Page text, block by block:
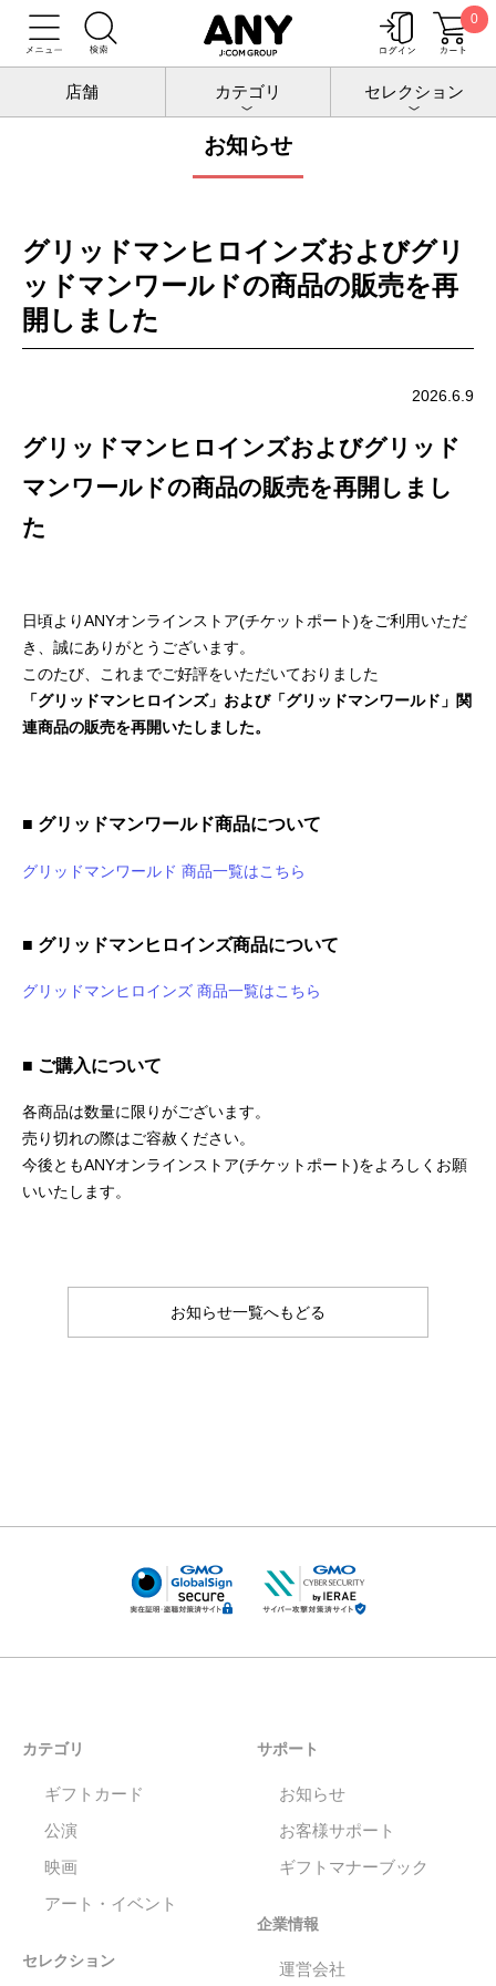
0
店舗 カテゴリ セレクション
トップ お知らせ
お知らせ
グリッドマンヒロインズおよびグリ
ッドマンワールドの商品の販売を再
開しました
2026.6.9
グリッドマンヒロインズおよびグリッド
マンワールドの商品の販売を再開しまし
た
日頃よりANYオンラインストア(チケットポート)をご利用いただ
き、誠にありがとうございます。
このたび、これまでご好評をいただいておりました
「グリッドマンヒロインズ」および「グリッドマンワールド」関
連商品の販売を再開いたしました。
■ グリッドマンワールド商品について
グリッドマンワールド 商品一覧はこちら
■ グリッドマンヒロインズ商品について
グリッドマンヒロインズ 商品一覧はこちら
■ ご購入について
各商品は数量に限りがございます。
売り切れの際はご容赦ください。
今後ともANYオンラインストア(チケットポート)をよろしくお願
いいたします。
お知らせ一覧へもどる
カテゴリ
ギフトカード
公演
映画
アート・イベント
セレクション
サポート
お知らせ
お客様サポート
ギフトマナーブック
企業情報
運営会社